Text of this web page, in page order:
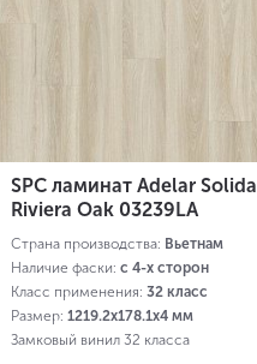
SPC ламинат Adelar Solida
Riviera Oak 03239LA
Страна производства: Вьетнам
Наличие фаски: с 4-х сторон
Класс применения: 32 класс
Размер: 1219.2х178.1х4 мм
Замковый винил 32 класса